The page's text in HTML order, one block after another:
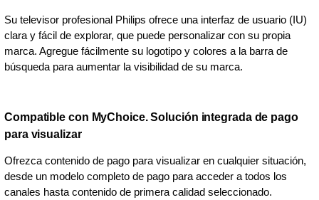
Su televisor profesional Philips ofrece una interfaz de usuario (IU)
clara y fácil de explorar, que puede personalizar con su propia
marca. Agregue fácilmente su logotipo y colores a la barra de
búsqueda para aumentar la visibilidad de su marca.
Compatible con MyChoice. Solución integrada de pago
para visualizar
Ofrezca contenido de pago para visualizar en cualquier situación,
desde un modelo completo de pago para acceder a todos los
canales hasta contenido de primera calidad seleccionado.